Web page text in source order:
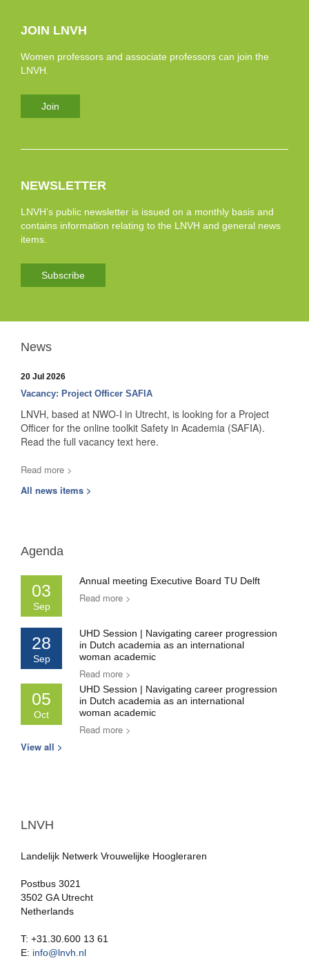
JOIN LNVH
Women professors and associate professors can join the
LNVH.
Join
NEWSLETTER
LNVH’s public newsletter is issued on a monthly basis and
contains information relating to the LNVH and general news
items.
Subscribe
News
20 Jul 2026
Vacancy: Project Officer SAFIA
LNVH, based at NWO-I in Utrecht, is looking for a Project
Officer for the online toolkit Safety in Academia (SAFIA).
Read the full vacancy text here.
Read more >
All news items >
Agenda
03
Sep
Annual meeting Executive Board TU Delft
Read more >
28
Sep
UHD Session | Navigating career progression
in Dutch academia as an international
woman academic
Read more >
05
Oct
UHD Session | Navigating career progression
in Dutch academia as an international
woman academic
Read more >
View all >
LNVH
Landelijk Netwerk Vrouwelijke Hoogleraren
Postbus 3021
3502 GA Utrecht
Netherlands
T: +31.30.600 13 61
E: info@lnvh.nl